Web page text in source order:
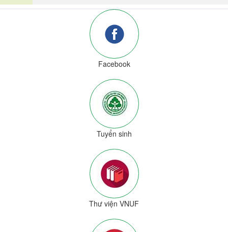
Facebook
Tuyển sinh
Thư viện VNUF